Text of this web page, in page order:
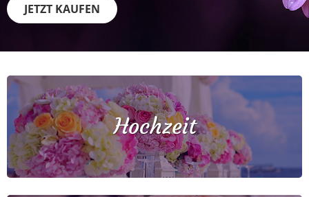
JETZT KAUFEN
Hochzeit